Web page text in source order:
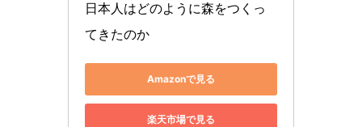
日本人はどのように森をつくっ
てきたのか
Amazonで見る
楽天市場で見る